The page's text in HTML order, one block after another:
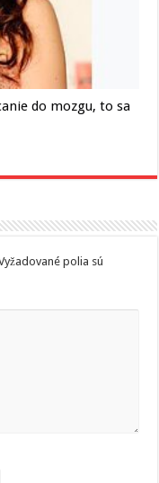
do mozgu, to sa
polia sú